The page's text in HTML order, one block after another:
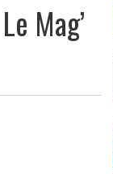
Mag’